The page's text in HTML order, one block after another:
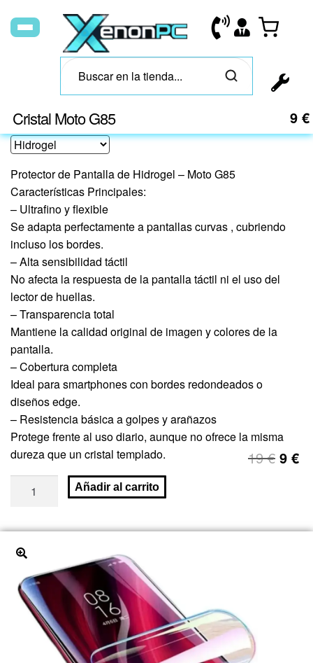
Cristal Moto G85 9 €
Protector de Pantalla de Hidrogel – Moto G85
Características Principales:
– Ultrafino y flexible
Se adapta perfectamente a pantallas curvas , cubriendo
incluso los bordes.
– Alta sensibilidad táctil
No afecta la respuesta de la pantalla táctil ni el uso del
lector de huellas.
– Transparencia total
Mantiene la calidad original de imagen y colores de la
pantalla.
– Cobertura completa
Ideal para smartphones con bordes redondeados o
diseños edge.
– Resistencia básica a golpes y arañazos
Protege frente al uso diario, aunque no ofrece la misma
dureza que un cristal templado.
19€ 9 €
Añadir al carrito
🔍